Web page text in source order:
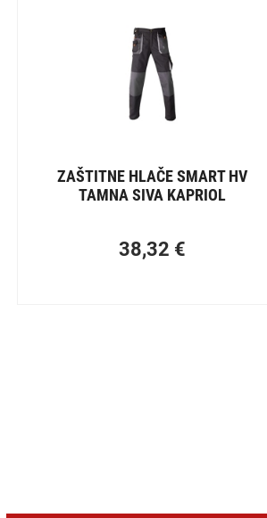
ZAŠTITNE HLAČE SMART HV
TAMNA SIVA KAPRIOL
38,32 €